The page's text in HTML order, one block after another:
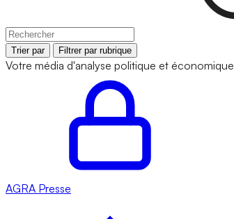
Trier par Filtrer par rubrique
Votre média d'analyse politique et économique
AGRA Presse